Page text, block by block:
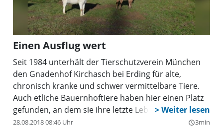
Einen Ausflug wert
Seit 1984 unterhält der Tierschutzverein München
den Gnadenhof Kirchasch bei Erding für alte,
chronisch kranke und schwer vermittelbare Tiere.
Auch etliche Bauernhoftiere haben hier einen Platz
gefunden, an dem sie ihre letzte Lebenszeit gut
versorgt verbringen können.
28.08.2018 08:46 Uhr query_builder3min